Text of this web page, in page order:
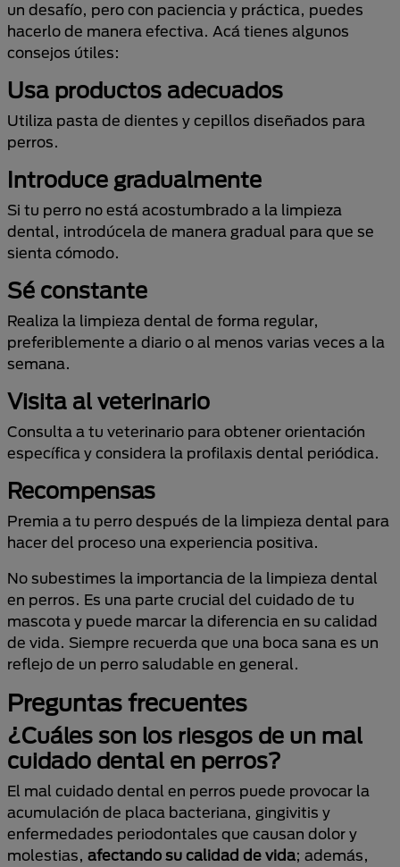
un desafío, pero con paciencia y práctica, puedes
hacerlo de manera efectiva. Acá tienes algunos
consejos útiles:
Usa productos adecuados
Utiliza pasta de dientes y cepillos diseñados para
perros.
Introduce gradualmente
Si tu perro no está acostumbrado a la limpieza
dental, introdúcela de manera gradual para que se
sienta cómodo.
Sé constante
Realiza la limpieza dental de forma regular,
preferiblemente a diario o al menos varias veces a la
semana.
Visita al veterinario
Consulta a tu veterinario para obtener orientación
específica y considera la profilaxis dental periódica.
Recompensas
Premia a tu perro después de la limpieza dental para
hacer del proceso una experiencia positiva.
No subestimes la importancia de la limpieza dental
en perros. Es una parte crucial del cuidado de tu
mascota y puede marcar la diferencia en su calidad
de vida. Siempre recuerda que una boca sana es un
reflejo de un perro saludable en general.
Preguntas frecuentes
¿Cuáles son los riesgos de un mal
cuidado dental en perros?
El mal cuidado dental en perros puede provocar la
acumulación de placa bacteriana, gingivitis y
enfermedades periodontales que causan dolor y
molestias, afectando su calidad de vida; además,